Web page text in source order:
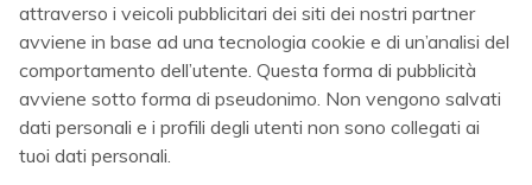
attraverso i veicoli pubblicitari dei siti dei nostri partner
avviene in base ad una tecnologia cookie e di un’analisi del
comportamento dell’utente. Questa forma di pubblicità
avviene sotto forma di pseudonimo. Non vengono salvati
dati personali e i profili degli utenti non sono collegati ai
tuoi dati personali.